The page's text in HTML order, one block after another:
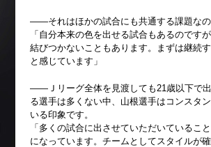
――それはほかの試合にも共通する課題なの
「自分本来の色を出せる試合もあるのです
結びつかないこともあります。まずは継続
と感じています」
――Ｊリーグ全体を見渡しても21歳以下で
る選手は多くない中、山根選手はコンスタ
いる印象です。
「多くの試合に出させていただいているこ
になっています。チームとしてスタイルが